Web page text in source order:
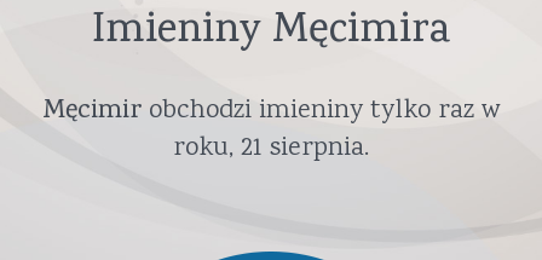
Imieniny Męcimira
Męcimir obchodzi imieniny tylko raz w
roku, 21 sierpnia.